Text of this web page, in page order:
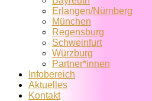
Erlangen/Nürnberg
München
Regensburg
Schweinfurt
Würzburg
Partner*innen
Infobereich
Aktuelles
Kontakt